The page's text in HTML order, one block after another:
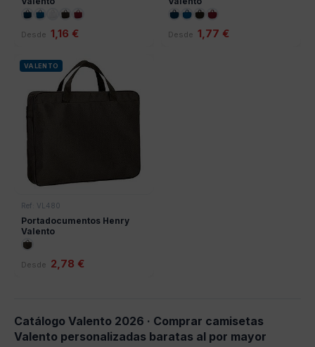
Desde 1,16 € Desde 1,77 €
VALENTO
Ref: VL480
Portadocumentos Henry
Valento
Desde 2,78 €
Catálogo Valento 2026 · Comprar camisetas
Valento personalizadas baratas al por mayor